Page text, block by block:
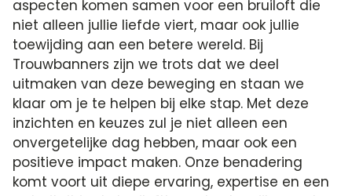
aspecten komen samen voor een bruiloft die
niet alleen jullie liefde viert, maar ook jullie
toewijding aan een betere wereld. Bij
Trouwbanners zijn we trots dat we deel
uitmaken van deze beweging en staan we
klaar om je te helpen bij elke stap. Met deze
inzichten en keuzes zul je niet alleen een
onvergetelijke dag hebben, maar ook een
positieve impact maken. Onze benadering
komt voort uit diepe ervaring, expertise en een